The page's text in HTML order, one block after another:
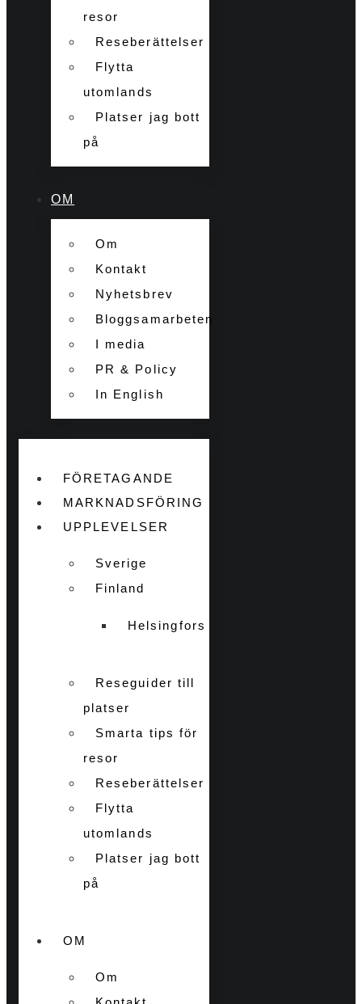
resor
Reseberättelser
Flytta
utomlands
Platser jag bott
på
OM
Om
Kontakt
Nyhetsbrev
Bloggsamarbeten
I media
PR & Policy
In English
FÖRETAGANDE
MARKNADSFÖRING
UPPLEVELSER
Sverige
Finland
Helsingfors
Reseguider till
platser
Smarta tips för
resor
Reseberättelser
Flytta
utomlands
Platser jag bott
på
OM
Om